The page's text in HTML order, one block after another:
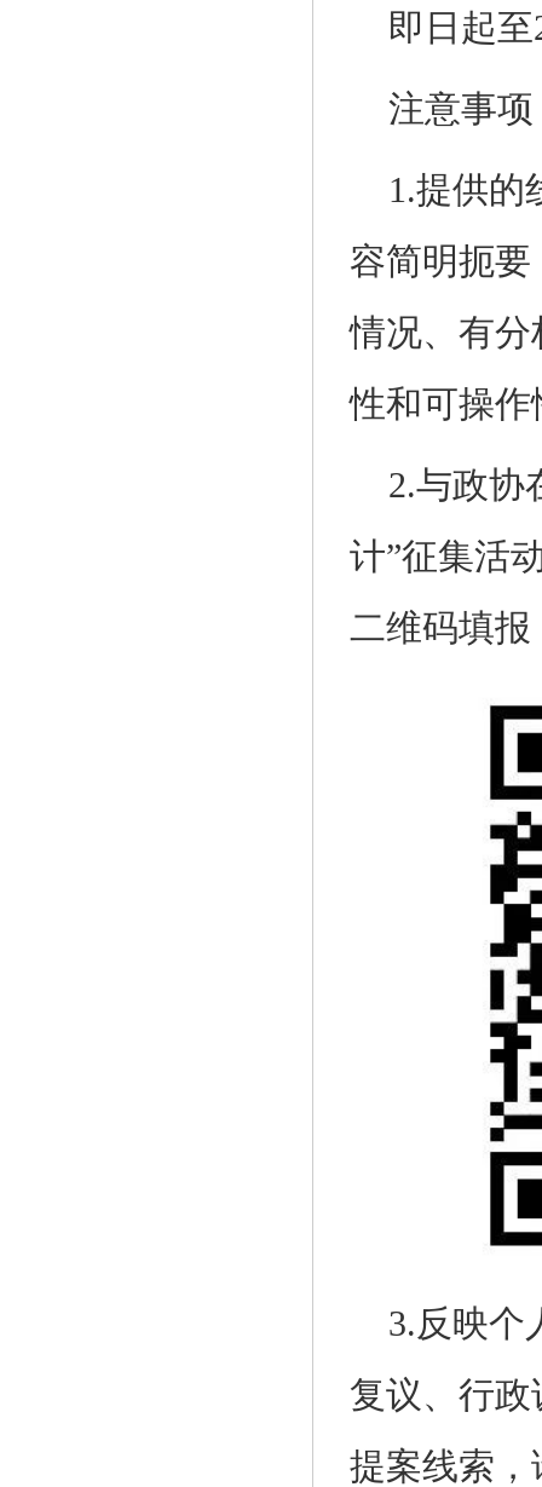
即日起至
注意事项
1.提供的
容简明扼要
情况、有
性和可操作
2.与政协
计”征集活
二维码填
3.反映个
复议、行
提案线索